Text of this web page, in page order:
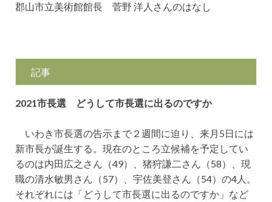
郡山市立美術館館長 菅野 洋人さんのはなし
記事
2021市長選 どうして市長選に出るのですか
いわき市長選の告示まで２週間に迫り、来月5日には
新市長が誕生する。現在のところ立候補を予定してい
るのは内田広之さん（49）、猪狩謙二さん（58）、現
職の清水敏男さん（57）、宇佐美登さん（54）の4人。
それぞれには「どうして市長選に出るのですか」など